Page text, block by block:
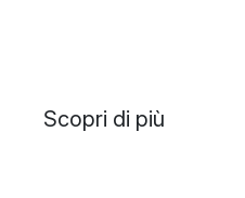
Scopri di più